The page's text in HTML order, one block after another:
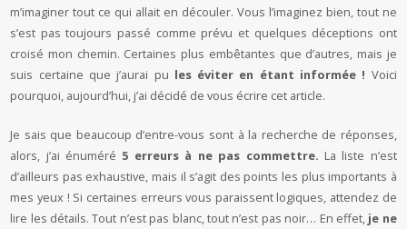
m’imaginer tout ce qui allait en découler. Vous l’imaginez bien, tout ne
s’est pas toujours passé comme prévu et quelques déceptions ont
croisé mon chemin. Certaines plus embêtantes que d’autres, mais je
suis certaine que j’aurai pu les éviter en étant informée ! Voici
pourquoi, aujourd’hui, j’ai décidé de vous écrire cet article.
Je sais que beaucoup d’entre-vous sont à la recherche de réponses,
alors, j’ai énuméré 5 erreurs à ne pas commettre. La liste n’est
d’ailleurs pas exhaustive, mais il s’agit des points les plus importants à
mes yeux ! Si certaines erreurs vous paraissent logiques, attendez de
lire les détails. Tout n’est pas blanc, tout n’est pas noir… En effet, je ne